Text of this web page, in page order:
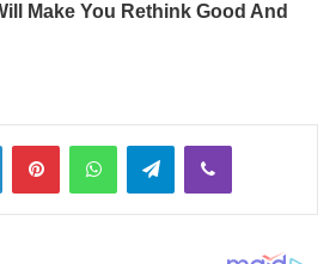
LinkedInPinterestWhatsAppTelegramViber